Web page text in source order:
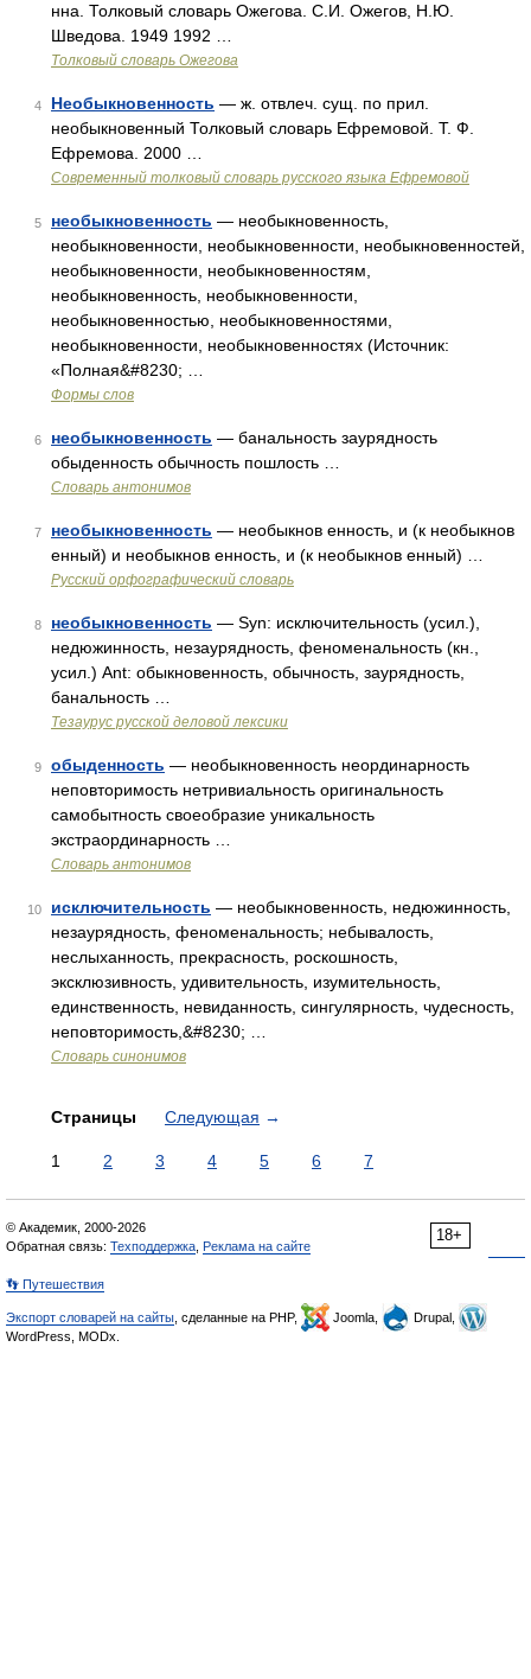
нна. Толковый словарь Ожегова. С.И. Ожегов, Н.Ю.
Шведова. 1949 1992 …
Толковый словарь Ожегова
4 Необыкновенность — ж. отвлеч. сущ. по прил.
необыкновенный Толковый словарь Ефремовой. Т. Ф.
Ефремова. 2000 …
Современный толковый словарь русского языка Ефремовой
5 необыкновенность — необыкновенность,
необыкновенности, необыкновенности, необыкновенностей,
необыкновенности, необыкновенностям,
необыкновенность, необыкновенности,
необыкновенностью, необыкновенностями,
необыкновенности, необыкновенностях (Источник:
«Полная&#8230; …
Формы слов
6 необыкновенность — банальность заурядность
обыденность обычность пошлость …
Словарь антонимов
7 необыкновенность — необыкнов енность, и (к необыкнов
енный) и необыкнов енность, и (к необыкнов енный) …
Русский орфографический словарь
8 необыкновенность — Syn: исключительность (усил.),
недюжинность, незаурядность, феноменальность (кн.,
усил.) Ant: обыкновенность, обычность, заурядность,
банальность …
Тезаурус русской деловой лексики
9 обыденность — необыкновенность неординарность
неповторимость нетривиальность оригинальность
самобытность своеобразие уникальность
экстраординарность …
Словарь антонимов
10 исключительность — необыкновенность, недюжинность,
незаурядность, феноменальность; небывалость,
неслыханность, прекрасность, роскошность,
эксклюзивность, удивительность, изумительность,
единственность, невиданность, сингулярность, чудесность,
неповторимость,&#8230; …
Словарь синонимов
Страницы Следующая →
1 2 3 4 5 6 7
18+
© Академик, 2000-2026
Обратная связь: Техподдержка Реклама на сайте
👣 Путешествия
Экспорт словарей на сайты , сделанные на PHP, Joomla,
Drupal,
WordPress, MODx.